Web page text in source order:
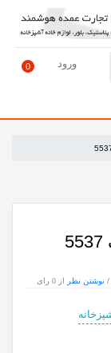
ورود 0
/ نوشتن نظر از 0 رای